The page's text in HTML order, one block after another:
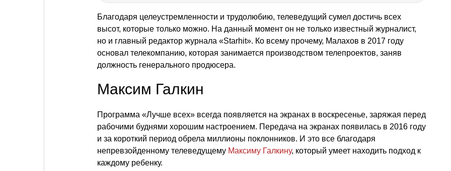
Благодаря целеустремленности и трудолюбию, телеведущий сумел достичь всех
высот, которые только можно. На данный момент он не только известный журналист,
но и главный редактор журнала «Starhit». Ко всему прочему, Малахов в 2017 году
основал телекомпанию, которая занимается производством телепроектов, заняв
должность генерального продюсера.
Максим Галкин
Программа «Лучше всех» всегда появляется на экранах в воскресенье, заряжая перед
рабочими буднями хорошим настроением. Передача на экранах появилась в 2016 году
и за короткий период обрела миллионы поклонников. И это все благодаря
непревзойденному телеведущему Максиму Галкину, который умеет находить подход к
каждому ребенку.